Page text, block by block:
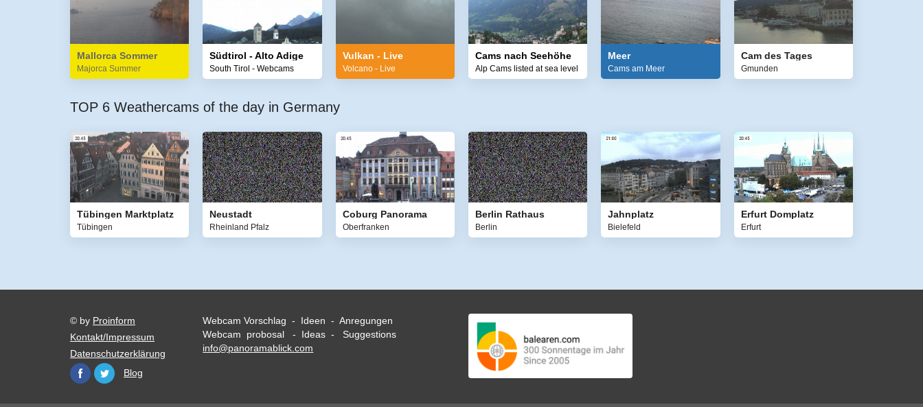
Mallorca Sommer
Majorca Summer
Südtirol - Alto Adige
South Tirol - Webcams
Vulkan - Live
Volcano - Live
Cams nach Seehöhe
Alp Cams listed at sea level
Meer
Cams am Meer
Cam des Tages
Gmunden
TOP 6 Weathercams of the day in Germany
Tübingen Marktplatz
Tübingen
Neustadt
Rheinland Pfalz
Coburg Panorama
Oberfranken
Berlin Rathaus
Berlin
Jahnplatz
Bielefeld
Erfurt Domplatz
Erfurt
© by Proinform
Kontakt/Impressum
Datenschutzerklärung
Blog
Webcam Vorschlag - Ideen - Anregungen
Webcam probosal - Ideas - Suggestions
info@panoramablick.com